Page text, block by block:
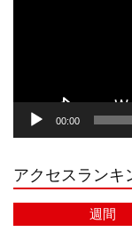
r
a
00:00
アクセスランキ
週間